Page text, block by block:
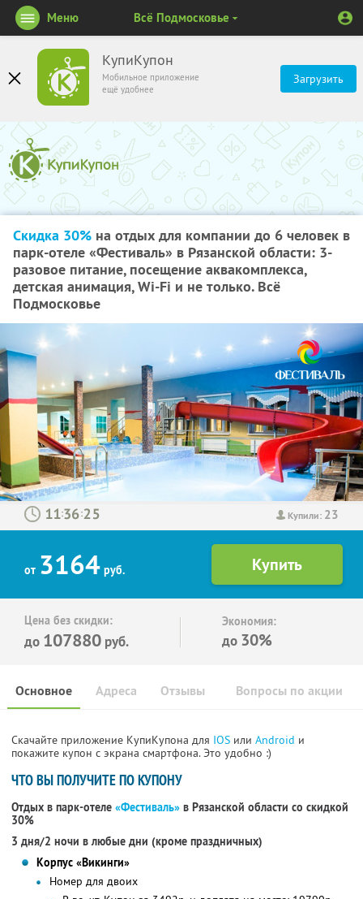
КупиКупон
Мобильное приложение
ещё удобнее
Загрузить
Меню Всё Подмосковье
Скидка 30% на отдых для компании до 6 человек в
парк-отеле «Фестиваль» в Рязанской области: 3-
разовое питание, посещение аквакомплекса,
детская анимация, Wi-Fi и не только. Всё
Подмосковье
Купили: 23
: :
от 3164 руб.
Цена без скидки:
до 107880 руб.
Экономия:
до 30%
Основное Отзывы Вопросы по акции
Адреса
Скачайте приложение КупиКупона для IOS или Android и
покажите купон с экрана смартфона. Это удобно :)
ЧТО ВЫ ПОЛУЧИТЕ ПО КУПОНУ
Отдых в парк-отеле «Фестиваль» в Рязанской области со скидкой
30%
3 дня/2 ночи в любые дни (кроме праздничных)
Корпус «Викинги»
Номер для двоих